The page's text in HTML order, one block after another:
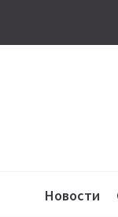
Новости